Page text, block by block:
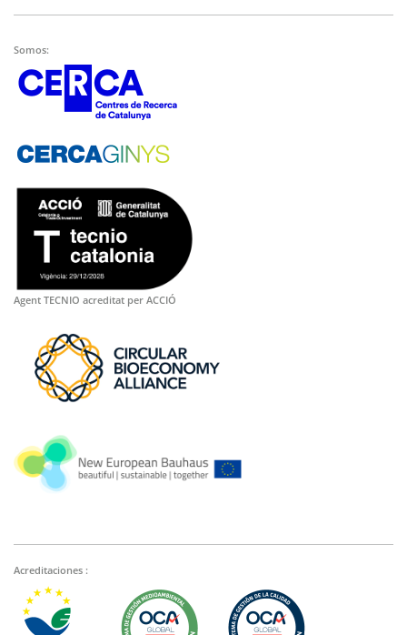
Somos:
Agent TECNIO acreditat per ACCIÓ
Acreditaciones :